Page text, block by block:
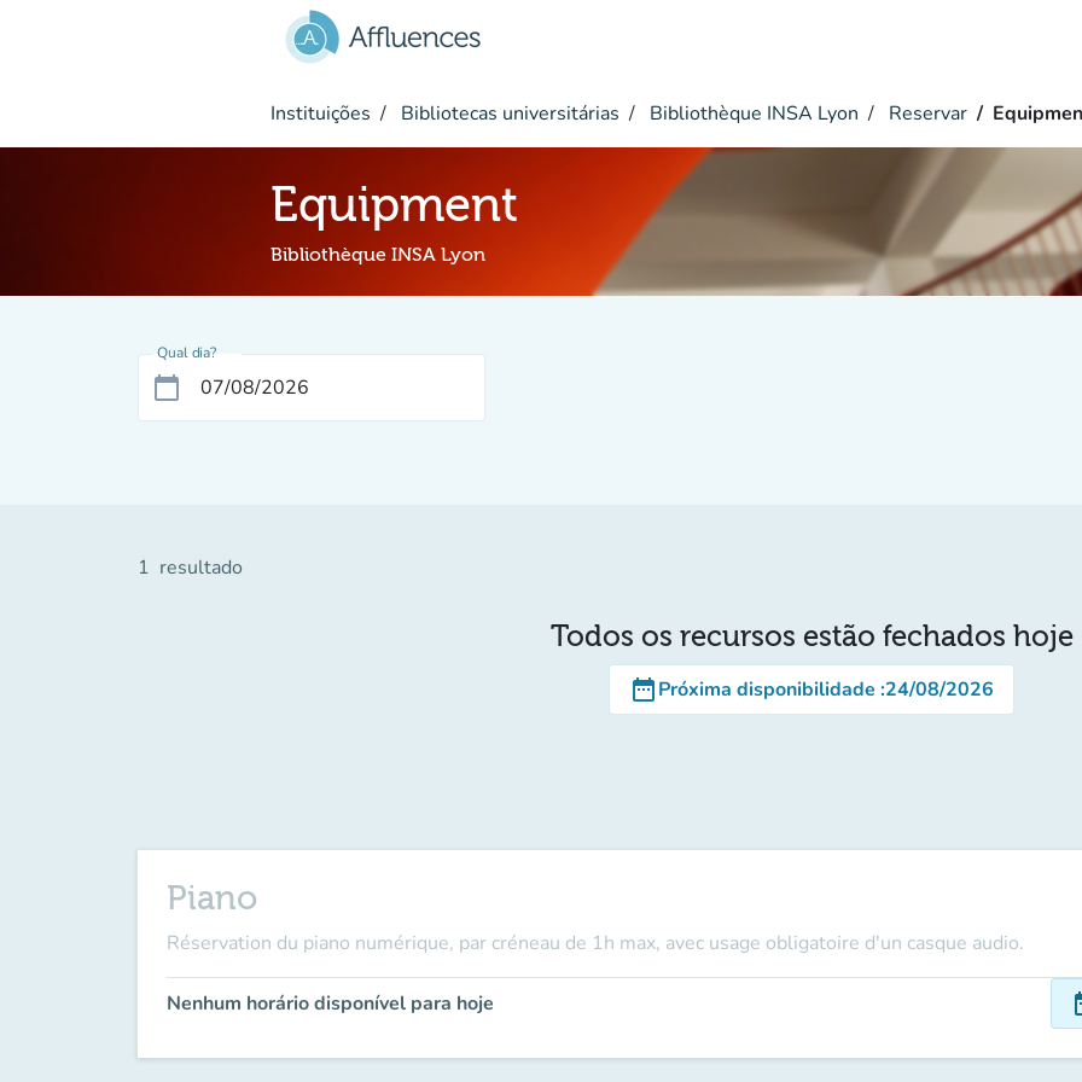
Instituições Bibliotecas universitárias Bibliothèque INSA Lyon Reservar
Equipment
Bibliothèque INSA Lyon
Qual dia?
calendar_today
1 resultado
Todos os recursos estão fechados hoje
date_rangePróxima disponibilidade :24/08/2026
Piano
Réservation du piano numérique, par créneau de 1h max, avec usage obligatoire d'un casque audio.
Nenhum horário disponível para hoje